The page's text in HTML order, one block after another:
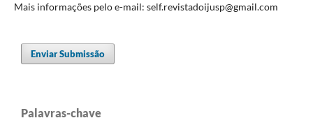
Mais informações pelo e-mail: self.revistadoijusp@gmail.com
Enviar Submissão
Palavras-chave